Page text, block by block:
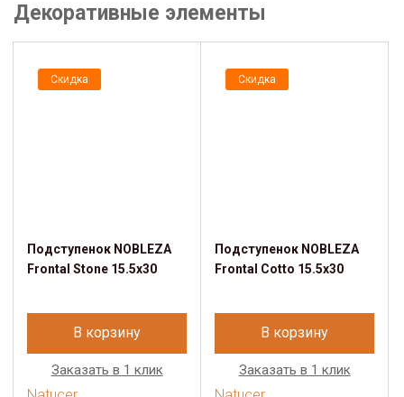
Декоративные элементы
Скидка
Подступенок NOBLEZA
Frontal Stone 15.5x30
В корзину
Заказать в 1 клик
Скидка
Подступенок NOBLEZA
Frontal Cotto 15.5x30
В корзину
Заказать в 1 клик